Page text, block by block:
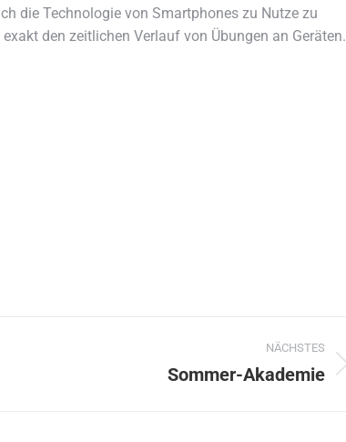
die Technologie von Smartphones zu Nutze zu
den zeitlichen Verlauf von Übungen an Geräten.
NÄCHSTES
Sommer-Akademie